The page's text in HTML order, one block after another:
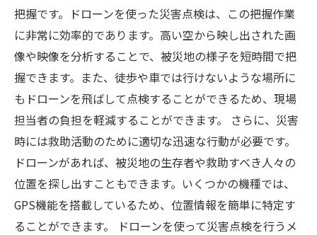
把握です。ドローンを使った災害点検は、この把握作業
に非常に効率的であります。高い空から映し出された画
像や映像を分析することで、被災地の様子を短時間で把
握できます。また、徒歩や車では行けないような場所に
もドローンを飛ばして点検することができるため、現場
担当者の負担を軽減することができます。 さらに、災害
時には救助活動のために適切な迅速な行動が必要です。
ドローンがあれば、被災地の生存者や救助すべき人々の
位置を探し出すこともできます。いくつかの機種では、
GPS機能を搭載しているため、位置情報を簡単に特定す
ることができます。 ドローンを使って災害点検を行うメ